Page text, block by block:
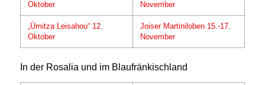
Oktober
November
„Ümitza Leisahou“ 12.
Oktober
Joiser Martiniloben 15.-17.
November
In der Rosalia und im Blaufränkischland